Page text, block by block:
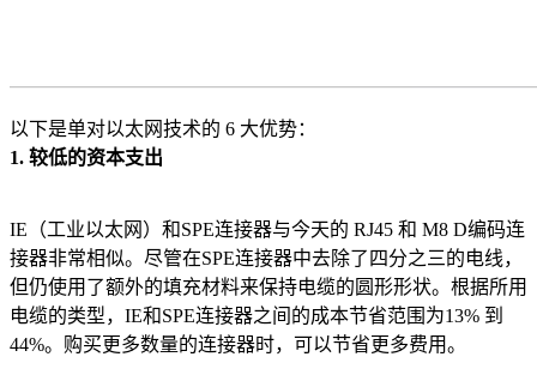
以下是单对以太网技术的 6 大优势：
1. 较低的资本支出
IE（工业以太网）和SPE连接器与今天的 RJ45 和 M8 D编码连
接器非常相似。尽管在SPE连接器中去除了四分之三的电线，
但仍使用了额外的填充材料来保持电缆的圆形形状。根据所用
电缆的类型，IE和SPE连接器之间的成本节省范围为13% 到
44%。购买更多数量的连接器时，可以节省更多费用。